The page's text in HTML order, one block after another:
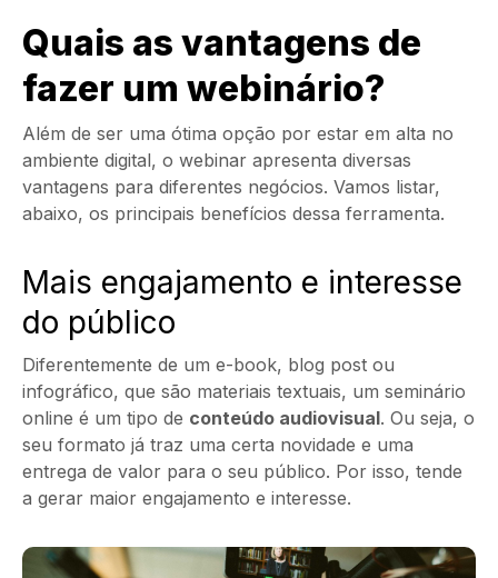
Quais as vantagens de
fazer um webinário?
Além de ser uma ótima opção por estar em alta no
ambiente digital, o webinar apresenta diversas
vantagens para diferentes negócios. Vamos listar,
abaixo, os principais benefícios dessa ferramenta.
Mais engajamento e interesse
do público
Diferentemente de um e-book, blog post ou
infográfico, que são materiais textuais, um seminário
online é um tipo de conteúdo audiovisual. Ou seja, o
seu formato já traz uma certa novidade e uma
entrega de valor para o seu público. Por isso, tende
a gerar maior engajamento e interesse.